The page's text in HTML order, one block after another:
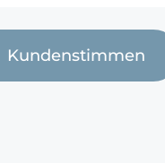
Kundenstimmen